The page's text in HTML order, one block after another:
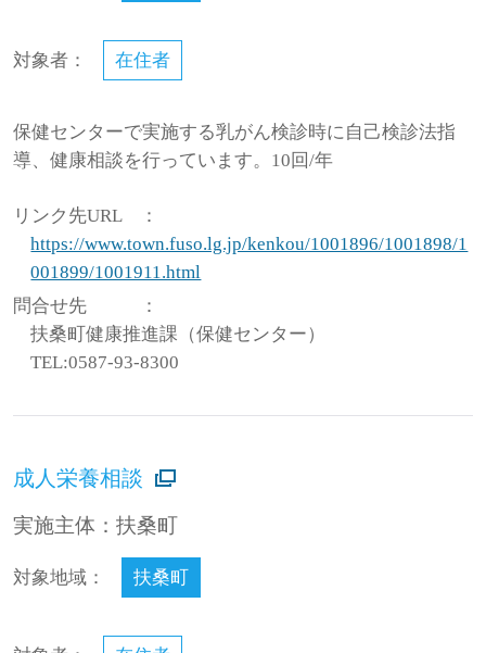
対象者： 在住者
保健センターで実施する乳がん検診時に自己検診法指
導、健康相談を行っています。10回/年
リンク先URL
：
https://www.town.fuso.lg.jp/kenkou/1001896/1001898/1
001899/1001911.html
問合せ先
：
扶桑町健康推進課（保健センター）
TEL:0587-93-8300
成人栄養相談
実施主体：扶桑町
対象地域： 扶桑町